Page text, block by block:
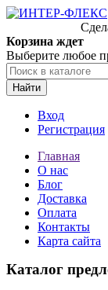
Корзина ждет
Выберите любое
Найти
Вход
Регистрация
Главная
О нас
Блог
Доставка
Оплата
Контакты
Карта сайта
Каталог